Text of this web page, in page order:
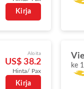
Kirja
Aloita
US$ 38.2
Hinta/ Pax
Kirja
ke